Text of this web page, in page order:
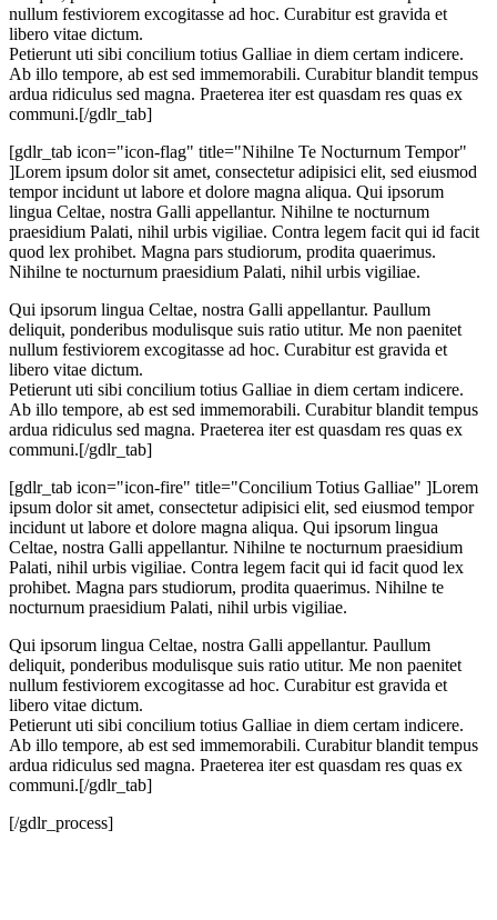
nullum festiviorem excogitasse ad hoc. Curabitur est gravida et
libero vitae dictum.
Petierunt uti sibi concilium totius Galliae in diem certam indicere.
Ab illo tempore, ab est sed immemorabili. Curabitur blandit tempus
ardua ridiculus sed magna. Praeterea iter est quasdam res quas ex
communi.[/gdlr_tab]
[gdlr_tab icon="icon-flag" title="Nihilne Te Nocturnum Tempor"
]Lorem ipsum dolor sit amet, consectetur adipisici elit, sed eiusmod
tempor incidunt ut labore et dolore magna aliqua. Qui ipsorum
lingua Celtae, nostra Galli appellantur. Nihilne te nocturnum
praesidium Palati, nihil urbis vigiliae. Contra legem facit qui id facit
quod lex prohibet. Magna pars studiorum, prodita quaerimus.
Nihilne te nocturnum praesidium Palati, nihil urbis vigiliae.
Qui ipsorum lingua Celtae, nostra Galli appellantur. Paullum
deliquit, ponderibus modulisque suis ratio utitur. Me non paenitet
nullum festiviorem excogitasse ad hoc. Curabitur est gravida et
libero vitae dictum.
Petierunt uti sibi concilium totius Galliae in diem certam indicere.
Ab illo tempore, ab est sed immemorabili. Curabitur blandit tempus
ardua ridiculus sed magna. Praeterea iter est quasdam res quas ex
communi.[/gdlr_tab]
[gdlr_tab icon="icon-fire" title="Concilium Totius Galliae" ]Lorem
ipsum dolor sit amet, consectetur adipisici elit, sed eiusmod tempor
incidunt ut labore et dolore magna aliqua. Qui ipsorum lingua
Celtae, nostra Galli appellantur. Nihilne te nocturnum praesidium
Palati, nihil urbis vigiliae. Contra legem facit qui id facit quod lex
prohibet. Magna pars studiorum, prodita quaerimus. Nihilne te
nocturnum praesidium Palati, nihil urbis vigiliae.
Qui ipsorum lingua Celtae, nostra Galli appellantur. Paullum
deliquit, ponderibus modulisque suis ratio utitur. Me non paenitet
nullum festiviorem excogitasse ad hoc. Curabitur est gravida et
libero vitae dictum.
Petierunt uti sibi concilium totius Galliae in diem certam indicere.
Ab illo tempore, ab est sed immemorabili. Curabitur blandit tempus
ardua ridiculus sed magna. Praeterea iter est quasdam res quas ex
communi.[/gdlr_tab]
[/gdlr_process]